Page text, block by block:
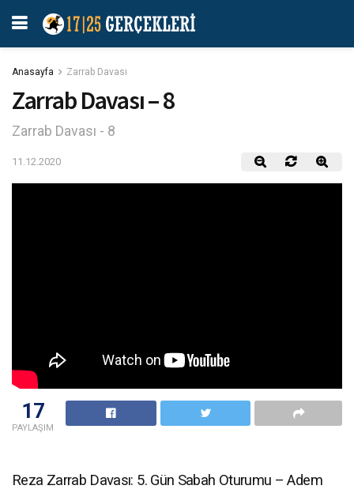
Anasayfa Zarrab Davası
Zarrab Davası – 8
Zarrab Davası - 8
11.12.2020
17
PAYLAŞIM
Reza Zarrab Davası: 5. Gün Sabah Oturumu – Adem